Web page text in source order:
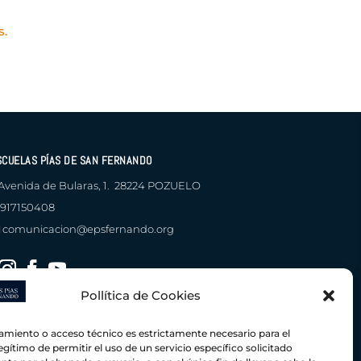
Pollítica de Cookies
o acceso técnico es estrictamente necesario para el
de permitir el uso de un servicio específico solicitado
PÍAS DE SAN FERNANDO
de Bularas, 1. 28224 POZUELO
917150408
comunicacion@epsfernando.org
y
por
de
Buzón anónimo del Plan Regional